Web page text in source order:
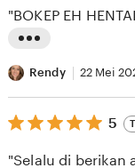
e
b
y
A
n
r
e
v
5
stars
i
s
t
"BOKEP EH
Rendy 22 Mei
5
out
5
"Selalu di berikan